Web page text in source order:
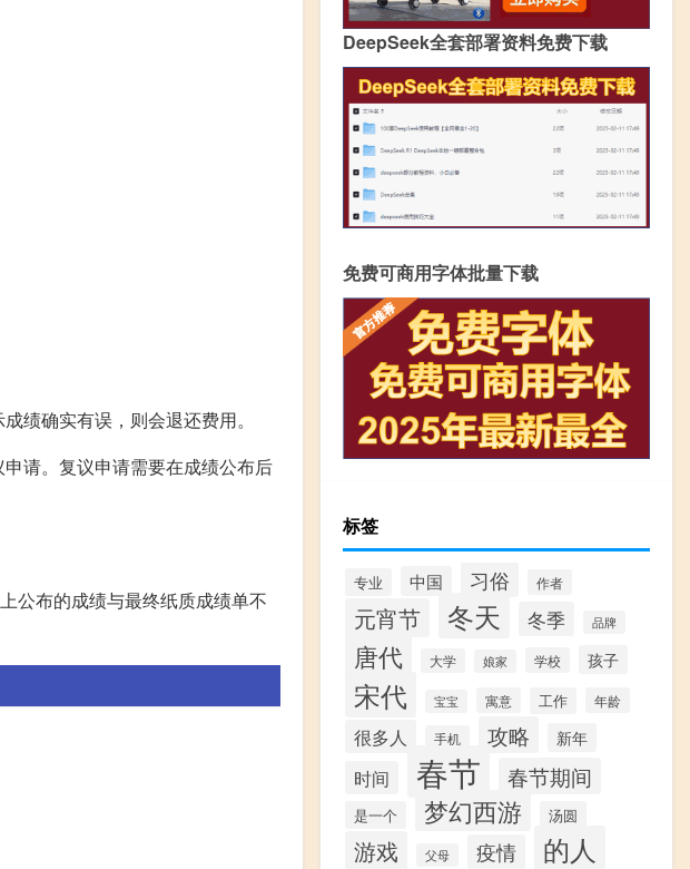
绩确实有误，则会退还费用。
请。复议申请需要在成绩公布后
公布的成绩与最终纸质成绩单不
DeepSeek全套部署资料免费下载
免费可商用字体批量下载
标签
专业 中国 习俗 作者
元宵节 冬天 冬季 品牌
唐代 大学 娘家 学校 孩子
宋代 宝宝 寓意 工作 年龄
很多人 手机 攻略 新年
时间 春节 春节期间
是一个 梦幻西游 汤圆
游戏 父母 疫情 的人